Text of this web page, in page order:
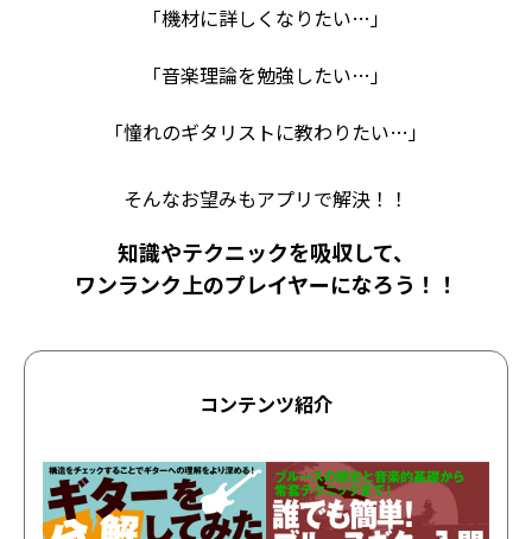
「機材に詳しくなりたい…」
「音楽理論を勉強したい…」
「憧れのギタリストに教わりたい…」
そんなお望みもアプリで解決！！
知識やテクニックを吸収して、
ワンランク上のプレイヤーになろう！！
コンテンツ紹介